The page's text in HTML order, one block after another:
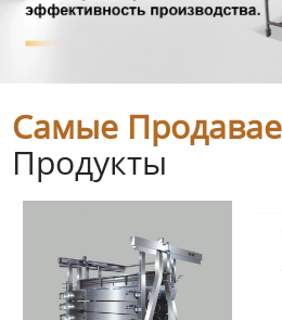
Самые
Продукты